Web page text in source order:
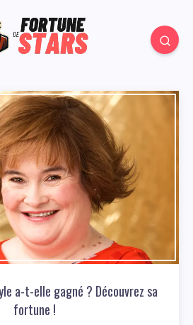
a-t-elle gagné ? Découvrez sa
fortune !